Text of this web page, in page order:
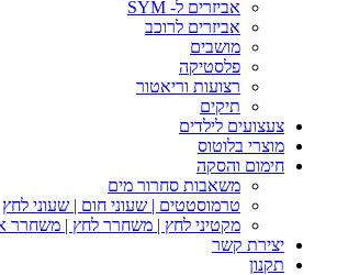
אביזרים ל- SYM
אביזרים לרוכב
מושבים
פלסטיקה
רצועות וריאטור
תיקים
צעצועים לילדים
מוצרי בלוטוס
חימום והסקה
משאבות סחרור מים
טרמוסטטים | שעוני חום | שעוני לחץ
מקטיני לחץ | משחרר לחץ | משחרר
יצירת קשר
תקנון